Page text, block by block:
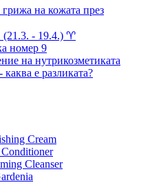
грижа на кожата през
- 19.4.) ♈︎
номер 9
на нутрикозметиката
е разликата?
Cream
Cleanser